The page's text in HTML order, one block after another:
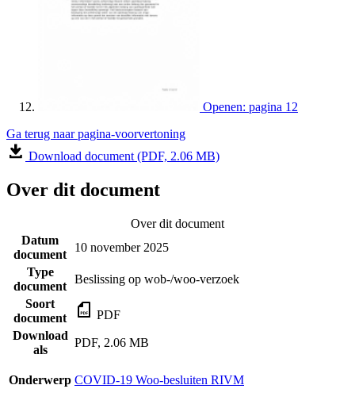
Openen: pagina 12
Ga terug naar pagina-voorvertoning
Download document (PDF, 2.06 MB)
Over dit document
Over dit document
Datum
document
10 november 2025
Type
document
Beslissing op wob-/woo-verzoek
Soort
document
PDF
Download
als
PDF, 2.06 MB
Onderwerp COVID-19 Woo-besluiten RIVM